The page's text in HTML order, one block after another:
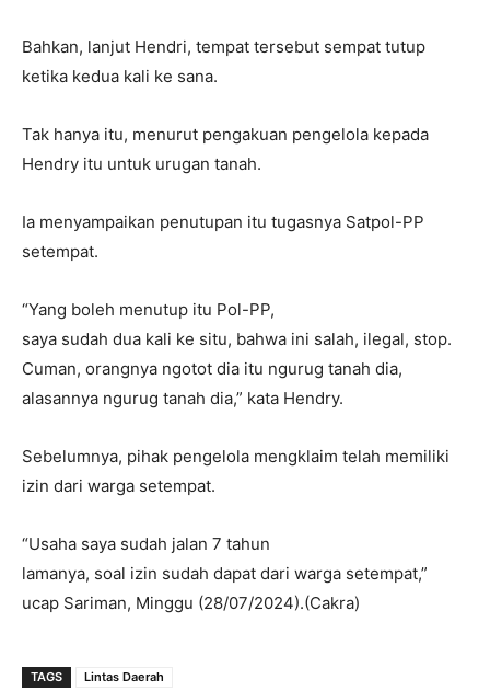
Bahkan, lanjut Hendri, tempat tersebut sempat tutup
ketika kedua kali ke sana.
Tak hanya itu, menurut pengakuan pengelola kepada
Hendry itu untuk urugan tanah.
Ia menyampaikan penutupan itu tugasnya Satpol-PP
setempat.
“Yang boleh menutup itu Pol-PP,
saya sudah dua kali ke situ, bahwa ini salah, ilegal, stop.
Cuman, orangnya ngotot dia itu ngurug tanah dia,
alasannya ngurug tanah dia,” kata Hendry.
Sebelumnya, pihak pengelola mengklaim telah memiliki
izin dari warga setempat.
“Usaha saya sudah jalan 7 tahun
lamanya, soal izin sudah dapat dari warga setempat,”
ucap Sariman, Minggu (28/07/2024).(Cakra)
TAGS Lintas Daerah